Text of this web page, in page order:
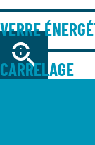
VERRE
CARRELAGE